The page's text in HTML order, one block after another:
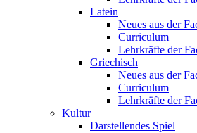
Latein
Neues aus der
Curriculum
Lehrkräfte der
Griechisch
Neues aus der
Curriculum
Lehrkräfte der
Kultur
Darstellendes Spiel